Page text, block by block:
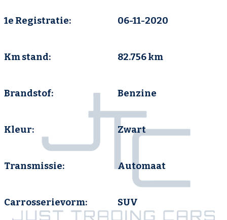
1e Registratie: 06-11-2020
Km stand: 82.756 km
Brandstof: Benzine
Kleur: Zwart
Transmissie: Automaat
Carrosserievorm: SUV